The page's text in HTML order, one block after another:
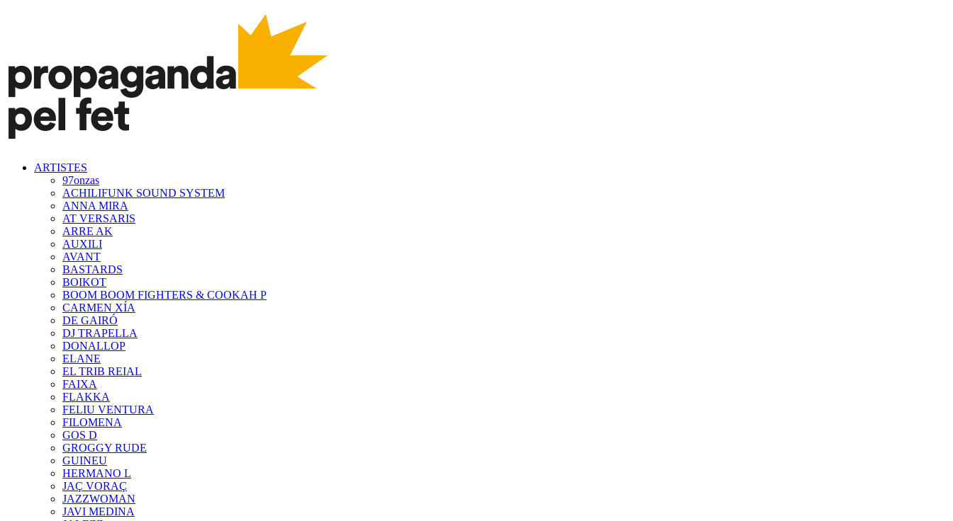
ARTISTES
97onzas
ACHILIFUNK SOUND SYSTEM
ANNA MIRA
AT VERSARIS
ARRE AK
AUXILI
AVANT
BASTARDS
BOIKOT
BOOM BOOM FIGHTERS & COOKAH P
CARMEN XÍA
DE GAIRÓ
DJ TRAPELLA
DONALLOP
ELANE
EL TRIB REIAL
FAIXA
FLAKKA
FELIU VENTURA
FILOMENA
GOS D
GROGGY RUDE
GUINEU
HERMANO L
JAÇ VORAÇ
JAZZWOMAN
JAVI MEDINA